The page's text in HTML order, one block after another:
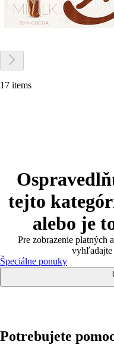
17 items
tejto
alebo je
Pre zobrazenie platných
vyhľadajte
Špeciálne ponuky
Potrebujete